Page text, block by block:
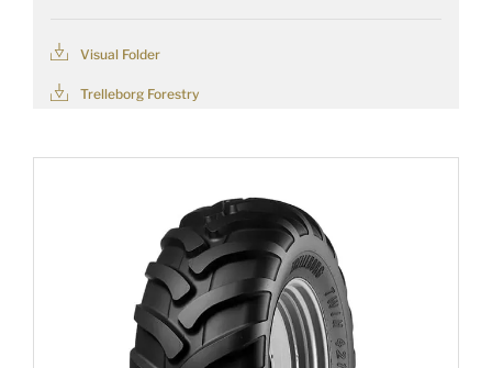
Visual Folder
Trelleborg Forestry